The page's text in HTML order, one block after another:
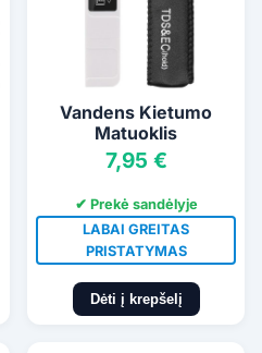
Vandens Kietumo
Matuoklis
7,95 €
✔ Prekė sandėlyje
LABAI GREITAS
PRISTATYMAS
Dėti į krepšelį